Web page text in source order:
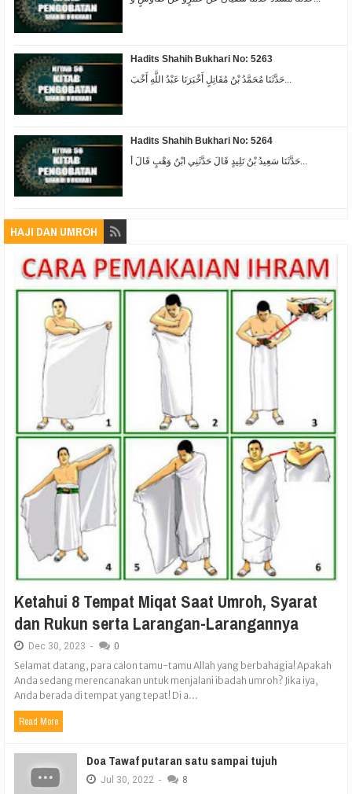
Hadits Shahih Bukhari No: 5263
حَدَّثَنَا مُحَمَّدُ بْنُ مُقَاتِلٍ أَخْبَرَنَا عَبْدُ اللَّهِ أَخْبَ...
Hadits Shahih Bukhari No: 5264
حَدَّثَنَا سَعِيدُ بْنُ تَلِيدٍ قَالَ حَدَّثَنِي ابْنُ وَهْبٍ قَالَ أ...
HAJI DAN UMROH
Ketahui 8 Tempat Miqat Saat Umroh, Syarat
dan Rukun serta Larangan-Larangannya
Dec 30, 2023 - 0
Selamat datang, para calon tamu-tamu Allah yang berbahagia! Apakah
Anda sedang merencanakan untuk menjalani ibadah umroh? Jika iya,
Anda berada di tempat yang tepat! Di a...
Read More
Doa Tawaf putaran satu sampai tujuh
Jul 30, 2022 - 8